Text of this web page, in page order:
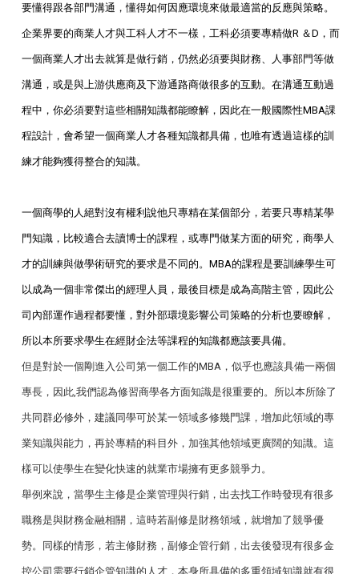
要懂得跟各部門溝通，懂得如何因應環境來做最適當的反應與策略。
企業界要的商業人才與工科人才不一樣，工科必須要專精做R ＆D ，而
一個商業人才出去就算是做行銷，仍然必須要與財務、人事部門等做
溝通，或是與上游供應商及下游通路商做很多的互動。在溝通互動過
程中，你必須要對這些相關知識都能瞭解，因此在一般國際性MBA課
程設計，會希望一個商業人才各種知識都具備，也唯有透過這樣的訓
練才能夠獲得整合的知識。
一個商學的人絕對沒有權利說他只專精在某個部分，若要只專精某學
門知識，比較適合去讀博士的課程，或專門做某方面的研究，商學人
才的訓練與做學術研究的要求是不同的。 MBA的課程是要訓練學生可
以成為一個非常傑出的經理人員，最後目標是成為高階主管，因此公
司內部運作過程都要懂，對外部環境影響公司策略的分析也要瞭解，
所以本所要求學生在經財企法等課程的知識都應該要具備。
但是對於一個剛進入公司第一個工作的MBA，似乎也應該具備一兩個
專長，因此,我們認為修習商學各方面知識是很重要的。所以本所除了
共同群必修外，建議同學可於某一領域多修幾門課，增加此領域的專
業知識與能力，再於專精的科目外，加強其他領域更廣闊的知識。這
樣可以使學生在變化快速的就業市場擁有更多競爭力。
舉例來說，當學生主修是企業管理與行銷，出去找工作時發現有很多
職務是與財務金融相關，這時若副修是財務領域，就增加了競爭優
勢。同樣的情形，若主修財務，副修企管行銷，出去後發現有很多金
控公司需要行銷企管知識的人才，本身所具備的多重領域知識就有很